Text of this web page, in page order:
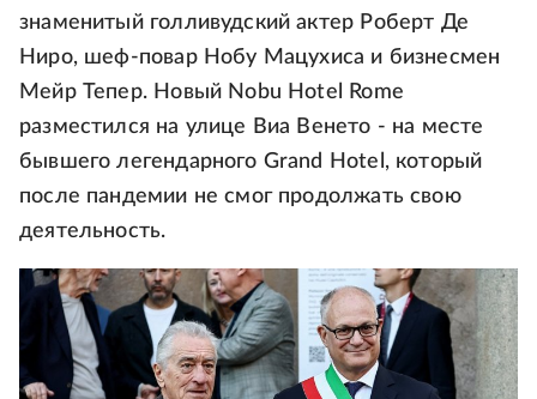
знаменитый голливудский актер Роберт Де
Ниро, шеф-повар Нобу Мацухиса и бизнесмен
Мейр Тепер. Новый Nobu Hotel Rome
разместился на улице Виа Венето - на месте
бывшего легендарного Grand Hotel, который
после пандемии не смог продолжать свою
деятельность.